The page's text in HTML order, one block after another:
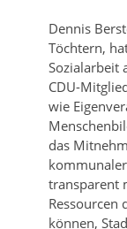
Dennis
Töchtern,
Sozialarbeit
CDU-
wie
das
transparent
können,